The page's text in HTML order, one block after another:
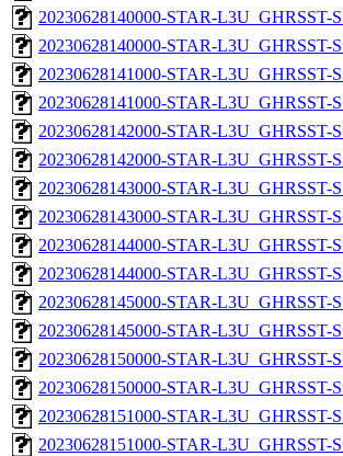
20230628140000-STAR-L3U_GHRSST-
20230628140000-STAR-L3U_GHRSST-
20230628141000-STAR-L3U_GHRSST-
20230628141000-STAR-L3U_GHRSST-
20230628142000-STAR-L3U_GHRSST-
20230628142000-STAR-L3U_GHRSST-
20230628143000-STAR-L3U_GHRSST-
20230628143000-STAR-L3U_GHRSST-
20230628144000-STAR-L3U_GHRSST-
20230628144000-STAR-L3U_GHRSST-
20230628145000-STAR-L3U_GHRSST-
20230628145000-STAR-L3U_GHRSST-
20230628150000-STAR-L3U_GHRSST-
20230628150000-STAR-L3U_GHRSST-
20230628151000-STAR-L3U_GHRSST-
20230628151000-STAR-L3U_GHRSST-